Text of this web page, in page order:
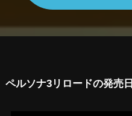
ペルソナ3リロードの発売日